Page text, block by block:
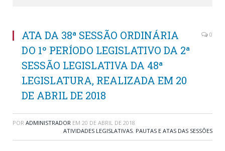
ATA DA 38ª SESSÃO ORDINÁRIA
DO 1º PERÍODO LEGISLATIVO DA 2ª
SESSÃO LEGISLATIVA DA 48ª
LEGISLATURA, REALIZADA EM 20
DE ABRIL DE 2018
0
POR ADMINISTRADOR EM 20 DE ABRIL DE 2018
ATIVIDADES LEGISLATIVAS, PAUTAS E ATAS DAS SESSÕES